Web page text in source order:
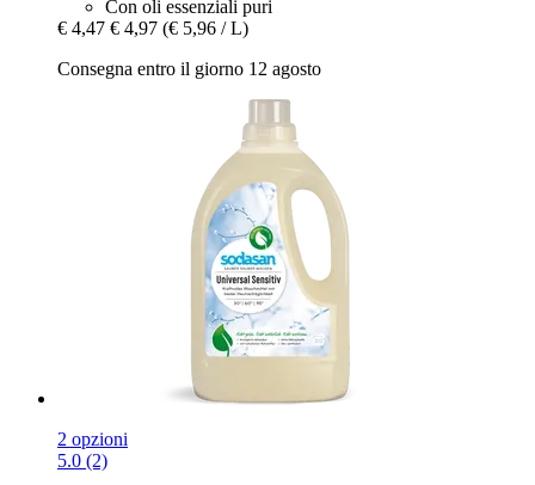
Con oli essenziali puri
€ 4,47 € 4,97 (€ 5,96 / L)
Consegna entro il giorno 12 agosto
2 opzioni
5.0 (2)